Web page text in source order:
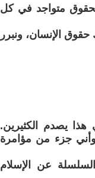
متواجد في كل
حقوق الإنسان، ونبرر
هذا يصدم الكثيرين.
جزء من مؤامرة
عن الإسلام